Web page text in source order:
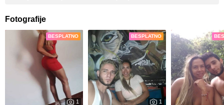
Fotografije
BESPLATNO
1
BESPLATNO
1